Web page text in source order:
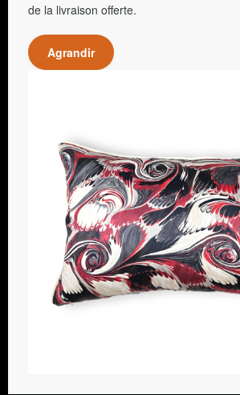
de la livraison offerte.
Agrandir